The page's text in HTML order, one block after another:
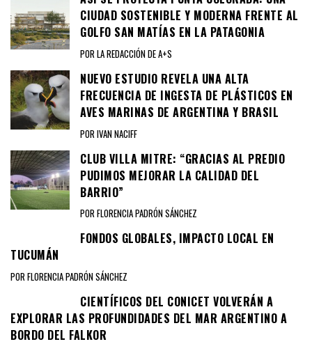
CIUDAD SOSTENIBLE Y MODERNA FRENTE AL
GOLFO SAN MATÍAS EN LA PATAGONIA
POR LA REDACCIÓN DE A+S
NUEVO ESTUDIO REVELA UNA ALTA
FRECUENCIA DE INGESTA DE PLÁSTICOS EN
AVES MARINAS DE ARGENTINA Y BRASIL
POR IVAN NACIFF
CLUB VILLA MITRE: “GRACIAS AL PREDIO
PUDIMOS MEJORAR LA CALIDAD DEL
BARRIO”
POR FLORENCIA PADRÓN SÁNCHEZ
FONDOS GLOBALES, IMPACTO LOCAL EN
TUCUMÁN
POR FLORENCIA PADRÓN SÁNCHEZ
CIENTÍFICOS DEL CONICET VOLVERÁN A
EXPLORAR LAS PROFUNDIDADES DEL MAR ARGENTINO A
BORDO DEL FALKOR